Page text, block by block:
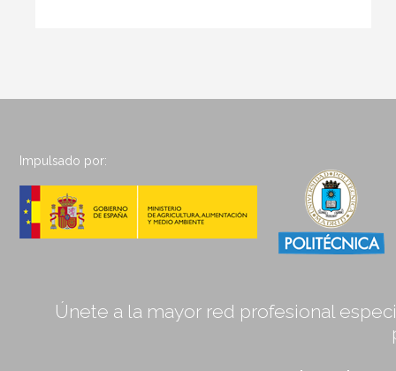
Impulsado por:
Únete a la mayor red profesional